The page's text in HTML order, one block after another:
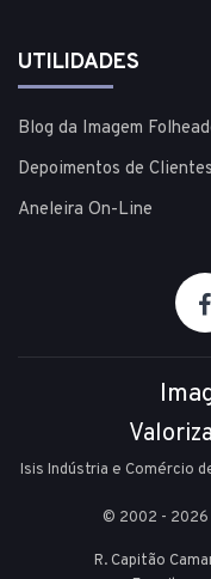
UTILIDADES
Blog da Imagem
Depoimentos de Clientes
Aneleira On-Line
Isis Indústria e Comércio
© 2002 - 2026
R. Capitão